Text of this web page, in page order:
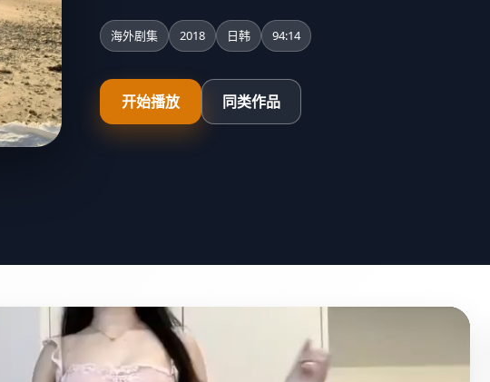
海外剧集 2018 日韩 94:14
开始播放 同类作品